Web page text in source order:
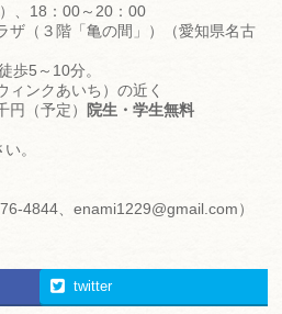
、18：00～20：00
（３階「亀の間」）（愛知県名古
歩5～10分。
ィンクあいち）の近く
円（予定）院生・学生無料
。
4844、enami1229@gmail.com）
twitter